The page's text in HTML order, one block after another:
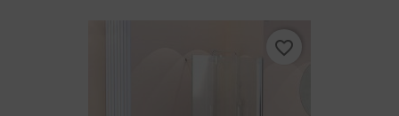
favorite_border